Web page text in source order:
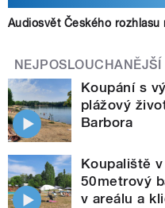
Audiosvět Českého rozhlasu
NEJPOSLOUCHANĚJŠÍ
Koupání s
plážový
Barbora
Koupaliště
50metrový
v areálu a